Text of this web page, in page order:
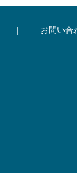
お問い合